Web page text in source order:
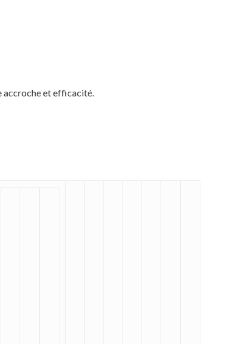
accroche et efficacité.